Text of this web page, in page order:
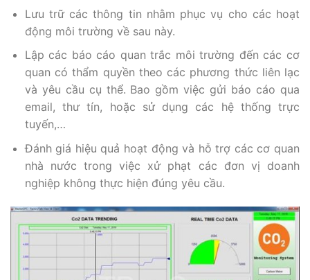
Lưu trữ các thông tin nhằm phục vụ cho các hoạt
động môi trường về sau này.
Lập các báo cáo quan trắc môi trường đến các cơ
quan có thẩm quyền theo các phương thức liên lạc
và yêu cầu cụ thể. Bao gồm việc gửi báo cáo qua
email, thư tín, hoặc sử dụng các hệ thống trực
tuyến,…
Đánh giá hiệu quả hoạt động và hỗ trợ các cơ quan
nhà nước trong việc xử phạt các đơn vị doanh
nghiệp không thực hiện đúng yêu cầu.